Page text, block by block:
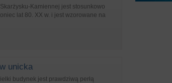
Kamiennej jest stosunkowo
lat 80. XX w. i jest wzorowane na
unicka
budynek jest prawdziwą perłą